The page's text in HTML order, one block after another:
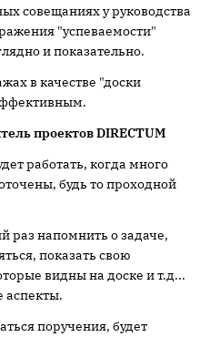
совещаниях у руководства
"успеваемости"
и показательно.
в качестве "доски
проектов DIRECTUM
работать, когда много
будь то проходной
раз напомнить о задаче,
показать свою
видны на доске и т.д...
аспекты.
поручения, будет